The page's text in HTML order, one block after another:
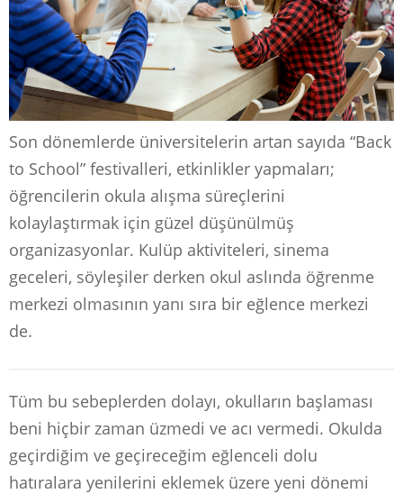
Son dönemlerde üniversitelerin artan sayıda “Back
to School” festivalleri, etkinlikler yapmaları;
öğrencilerin okula alışma süreçlerini
kolaylaştırmak için güzel düşünülmüş
organizasyonlar. Kulüp aktiviteleri, sinema
geceleri, söyleşiler derken okul aslında öğrenme
merkezi olmasının yanı sıra bir eğlence merkezi
de.
Tüm bu sebeplerden dolayı, okulların başlaması
beni hiçbir zaman üzmedi ve acı vermedi. Okulda
geçirdiğim ve geçireceğim eğlenceli dolu
hatıralara yenilerini eklemek üzere yeni dönemi